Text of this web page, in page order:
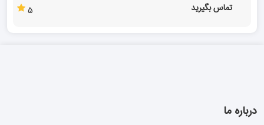
تماس بگیرید 5
درباره ما